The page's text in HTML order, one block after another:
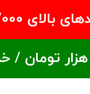
000 تومان